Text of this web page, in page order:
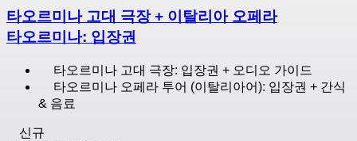
타오르미나 고대 극장 + 이탈리아 오페라
타오르미나: 입장권
타오르미나 고대 극장: 입장권 + 오디오 가이드
타오르미나 오페라 투어 (이탈리아어): 입장권 + 간식
& 음료
신규